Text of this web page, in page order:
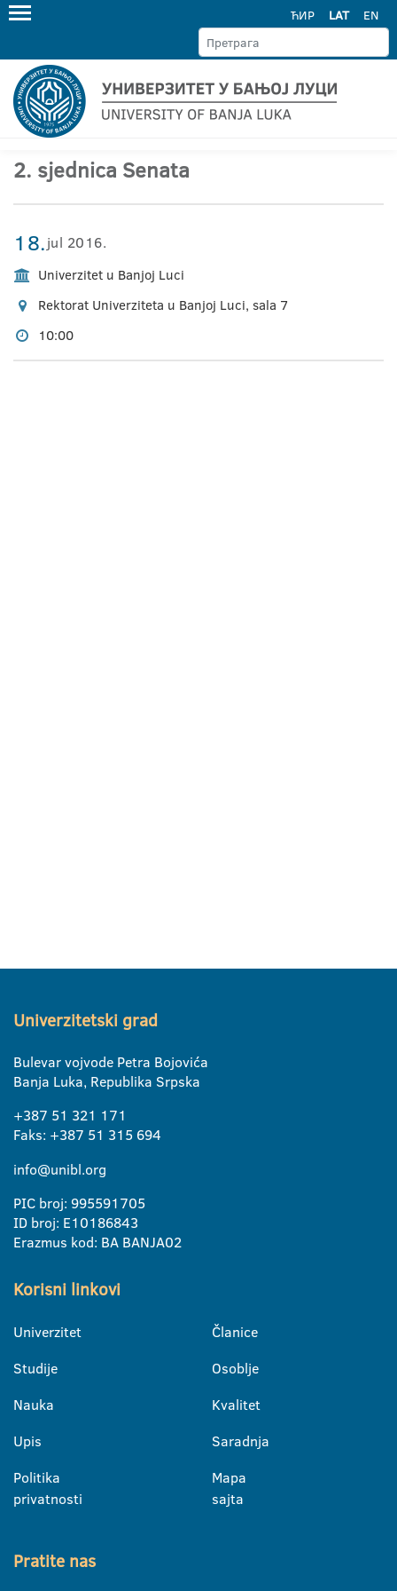
ЋИР LAT EN
2. sjednica Senata
18.jul 2016.
Univerzitet u Banjoj Luci
Rektorat Univerziteta u Banjoj Luci, sala 7
10:00
Univerzitetski grad
Bulevar vojvode Petra Bojovića
Banja Luka, Republika Srpska
+387 51 321 171
Faks: +387 51 315 694
info@unibl.org
PIC broj: 995591705
ID broj: E10186843
Erazmus kod: BA BANJA02
Korisni linkovi
Univerzitet
Studije
Nauka
Upis
Politika
privatnosti
Članice
Osoblje
Kvalitet
Saradnja
Mapa
sajta
Pratite nas